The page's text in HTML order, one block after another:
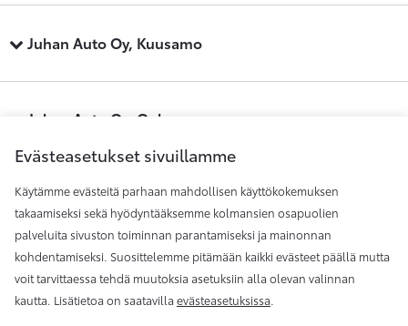
Juhan Auto Oy, Kuusamo
Juhan Auto Oy, Oulu
Juhan Auto Oy, Raahe
Juhan Auto Oy, Rovaniemi
Evästeasetukset sivuillamme
Käytämme evästeitä parhaan mahdollisen käyttökokemuksen
takaamiseksi sekä hyödyntääksemme kolmansien osapuolien
palveluita sivuston toiminnan parantamiseksi ja mainonnan
kohdentamiseksi. Suosittelemme pitämään kaikki evästeet päällä mutta
voit tarvittaessa tehdä muutoksia asetuksiin alla olevan valinnan
kautta. Lisätietoa on saatavilla evästeasetuksissa.